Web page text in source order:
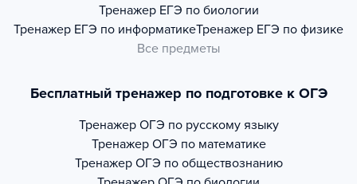
Тренажер ЕГЭ по биологии
Тренажер ЕГЭ по информатикеТренажер ЕГЭ по физике
Все предметы
Бесплатный тренажер по подготовке к ОГЭ
Тренажер ОГЭ по русскому языку
Тренажер ОГЭ по математике
Тренажер ОГЭ по обществознанию